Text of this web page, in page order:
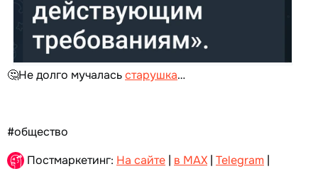
🤔Не долго мучаласьстарушка…
#общество
Постмаркетинг: На сайте | в MAX | Telegram |